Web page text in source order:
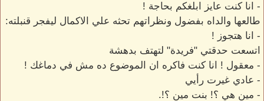
- انا كنت عايز ابلغكم بحاجة !
طالعها والداه بفضول ونظراتهم تحثه علي الاكمال ليفجر قنبلته:
- انا هتجوز !
اتسعت حدقتي "فريدة" لتهتف بدهشة
- معقول ! انا كنت فاكره ان الموضوع ده مش في دماغك !
- عادي غيرت رأيي
- مين هي ؟! بنت مين ؟!.